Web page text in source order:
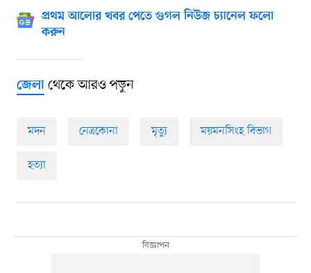
প্রথম আলোর খবর পেতে গুগল নিউজ চ্যানেল ফলো
করুন
জেলাথেকে আরও পড়ুন
মদন নেত্রকোনা মৃত্যু ময়মনসিংহ বিভাগ
হত্যা